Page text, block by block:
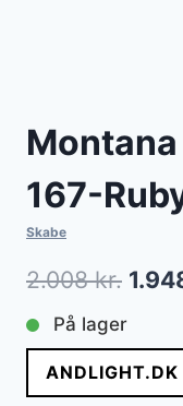
167-
Skabe
2.008kr. Den
pris
var:
På lager